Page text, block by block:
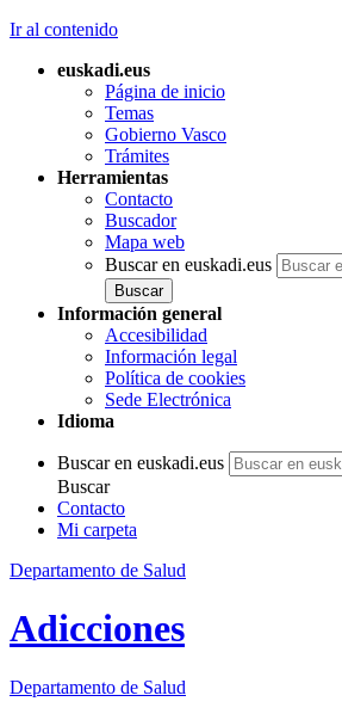
Ir al contenido
euskadi.eus
Página de inicio
Temas
Gobierno Vasco
Trámites
Herramientas
Contacto
Buscador
Mapa web
Buscar en euskadi.eus
Información general
Accesibilidad
Información legal
Política de cookies
Sede Electrónica
Idioma
Buscar en euskadi.eus
Buscar
Contacto
Mi carpeta
Departamento de Salud
Adicciones
Departamento de Salud